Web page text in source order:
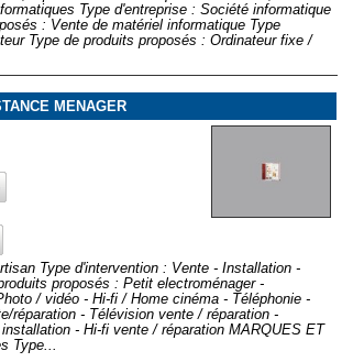
Type d'entreprise : Société informatique
: Vente de matériel informatique Type
Type de produits proposés : Ordinateur fixe /
MENAGER
Type d'intervention : Vente - Installation -
proposés : Petit electroménager -
/ vidéo - Hi-fi / Home cinéma - Téléphonie -
réparation - Télévision vente / réparation -
- Hi-fi vente / réparation MARQUES ET
Type...